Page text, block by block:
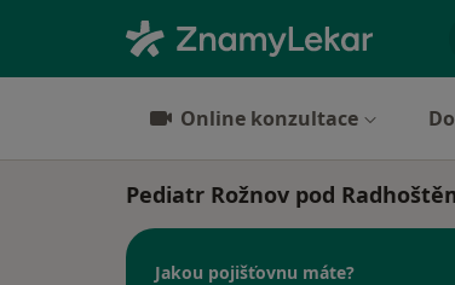
Online konzultace
Pediatr Rožnov pod
Jakou pojišťovnu máte?